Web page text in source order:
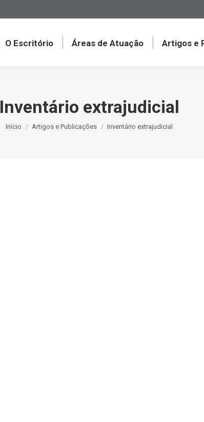
O Escritório Áreas de Atuação Artigos e
Inventário extrajudicial
Você está aqui:
Início Artigos e Publicações Inventário extrajudicial